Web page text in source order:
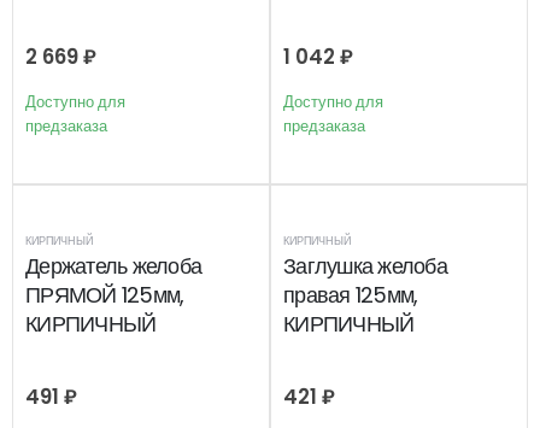
2 669₽
Доступно для
предзаказа
1 042 ₽
Доступно для
предзаказа
КИРПИЧНЫЙ
Держатель желоба
ПРЯМОЙ 125мм,
КИРПИЧНЫЙ
491 ₽
КИРПИЧНЫЙ
Заглушка желоба
правая 125мм,
КИРПИЧНЫЙ
421 ₽